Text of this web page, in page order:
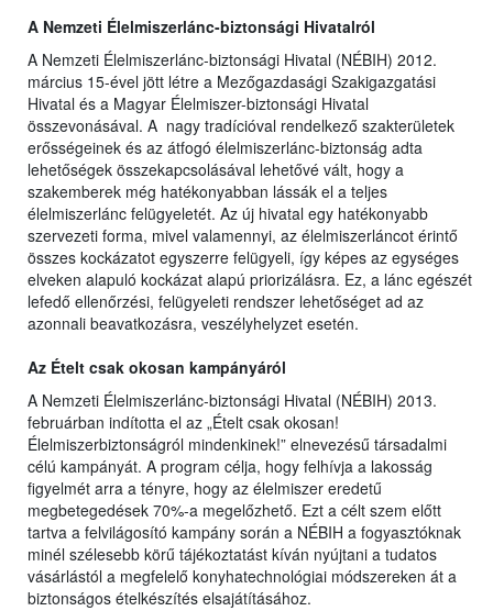
A Nemzeti Élelmiszerlánc-biztonsági Hivatalról
A Nemzeti Élelmiszerlánc-biztonsági Hivatal (NÉBIH) 2012.
március 15-ével jött létre a Mezőgazdasági Szakigazgatási
Hivatal és a Magyar Élelmiszer-biztonsági Hivatal
összevonásával. A nagy tradícióval rendelkező szakterületek
erősségeinek és az átfogó élelmiszerlánc-biztonság adta
lehetőségek összekapcsolásával lehetővé vált, hogy a
szakemberek még hatékonyabban lássák el a teljes
élelmiszerlánc felügyeletét. Az új hivatal egy hatékonyabb
szervezeti forma, mivel valamennyi, az élelmiszerláncot érintő
összes kockázatot egyszerre felügyeli, így képes az egységes
elveken alapuló kockázat alapú priorizálásra. Ez, a lánc egészét
lefedő ellenőrzési, felügyeleti rendszer lehetőséget ad az
azonnali beavatkozásra, veszélyhelyzet esetén.
Az Ételt csak okosan kampányáról
A Nemzeti Élelmiszerlánc-biztonsági Hivatal (NÉBIH) 2013.
februárban indította el az „Ételt csak okosan!
Élelmiszerbiztonságról mindenkinek!” elnevezésű társadalmi
célú kampányát. A program célja, hogy felhívja a lakosság
figyelmét arra a tényre, hogy az élelmiszer eredetű
megbetegedések 70%-a megelőzhető. Ezt a célt szem előtt
tartva a felvilágosító kampány során a NÉBIH a fogyasztóknak
minél szélesebb körű tájékoztatást kíván nyújtani a tudatos
vásárlástól a megfelelő konyhatechnológiai módszereken át a
biztonságos ételkészítés elsajátításához.